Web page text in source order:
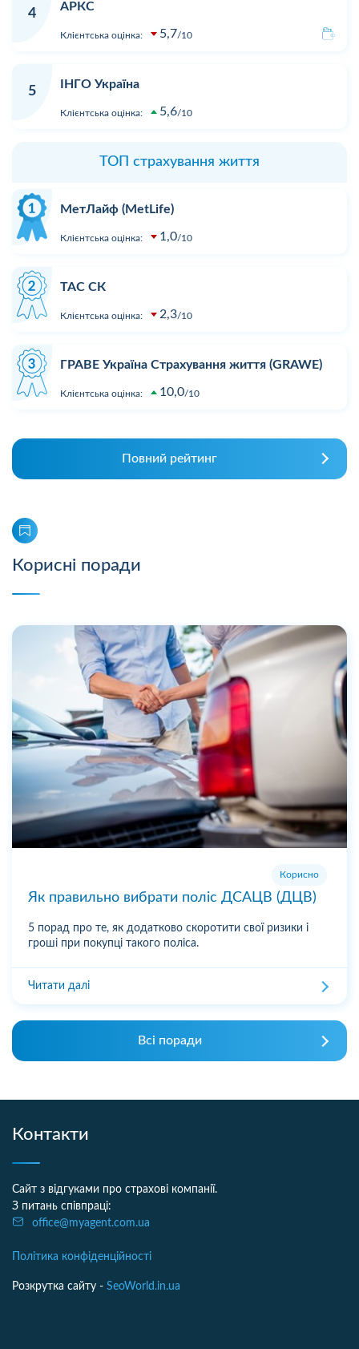
4
АРКС
Клієнтська оцінка: 5,7 10
5
ІНГО Україна
Клієнтська оцінка: 5,6 10
ТОП страхування життя
МетЛайф (MetLife)
Клієнтська оцінка: 1,0 10
ТАС СК
Клієнтська оцінка: 2,3 10
ГРАВЕ Україна Страхування життя (GRAWE)
Клієнтська оцінка: 10,0 10
Повний рейтинг
Корисні поради
Корисно
Як правильно вибрати поліс ДСАЦВ (ДЦВ)
5 порад про те, як додатково скоротити свої ризики і
гроші при покупці такого поліса.
Читати далі
Всі поради
Контакти
Сайт з відгуками про страхові компанії.
З питань співпраці:
office@myagent.com.ua
Політика конфіденційності
Розкрутка сайту - SeoWorld.in.ua